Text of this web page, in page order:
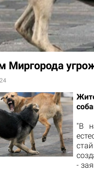
Миргорода
"В
-